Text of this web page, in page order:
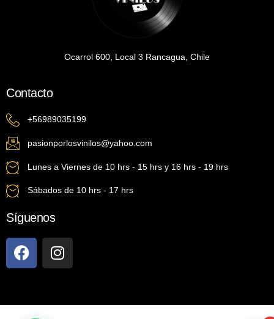
Ocarrol 600, Local 3 Rancagua, Chile
Contacto
+56989035199
pasionporlosvinilos@yahoo.com
Lunes a Viernes de 10 hrs - 15 hrs y 16 hrs - 19 hrs
Sábados de 10 hrs - 17 hrs
Síguenos